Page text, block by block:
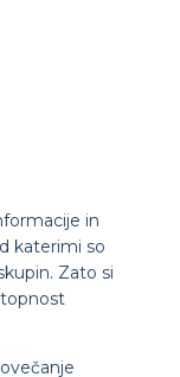
in
katerimi so
Zato si